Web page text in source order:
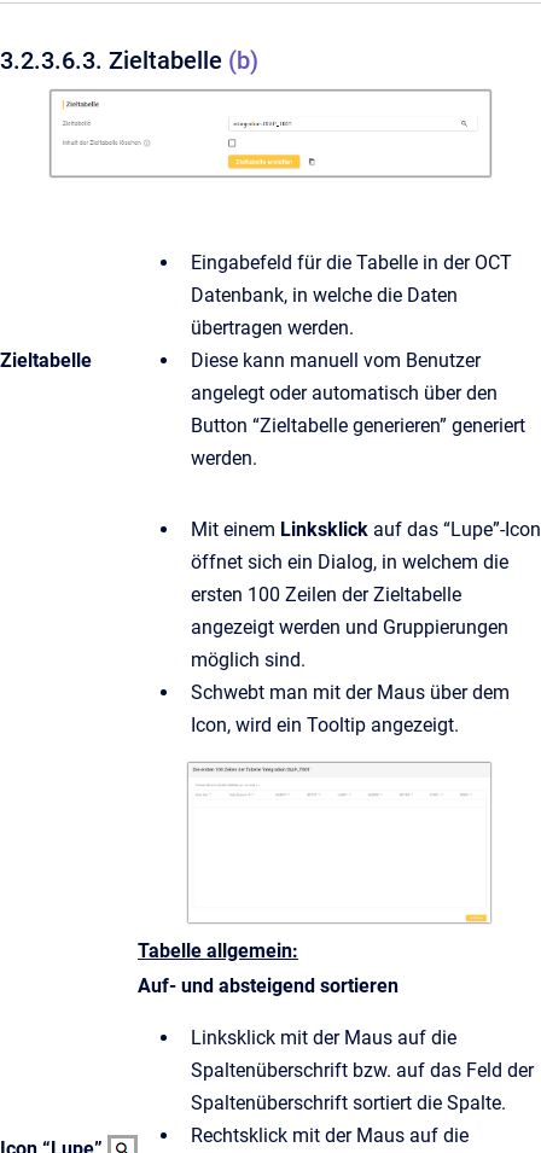
3.2.3.6.3. Zieltabelle (b)
Zieltabelle
Eingabefeld für die Tabelle in der OCT
Datenbank, in welche die Daten
übertragen werden.
Diese kann manuell vom Benutzer
angelegt oder automatisch über den
Button “Zieltabelle generieren” generiert
werden.
Icon “Lupe”
Mit einem Linksklick auf das “Lupe”-Icon
öffnet sich ein Dialog, in welchem die
ersten 100 Zeilen der Zieltabelle
angezeigt werden und Gruppierungen
möglich sind.
Schwebt man mit der Maus über dem
Icon, wird ein Tooltip angezeigt.
Tabelle allgemein:
Auf- und absteigend sortieren
Linksklick mit der Maus auf die
Spaltenüberschrift bzw. auf das Feld der
Spaltenüberschrift sortiert die Spalte.
Rechtsklick mit der Maus auf die